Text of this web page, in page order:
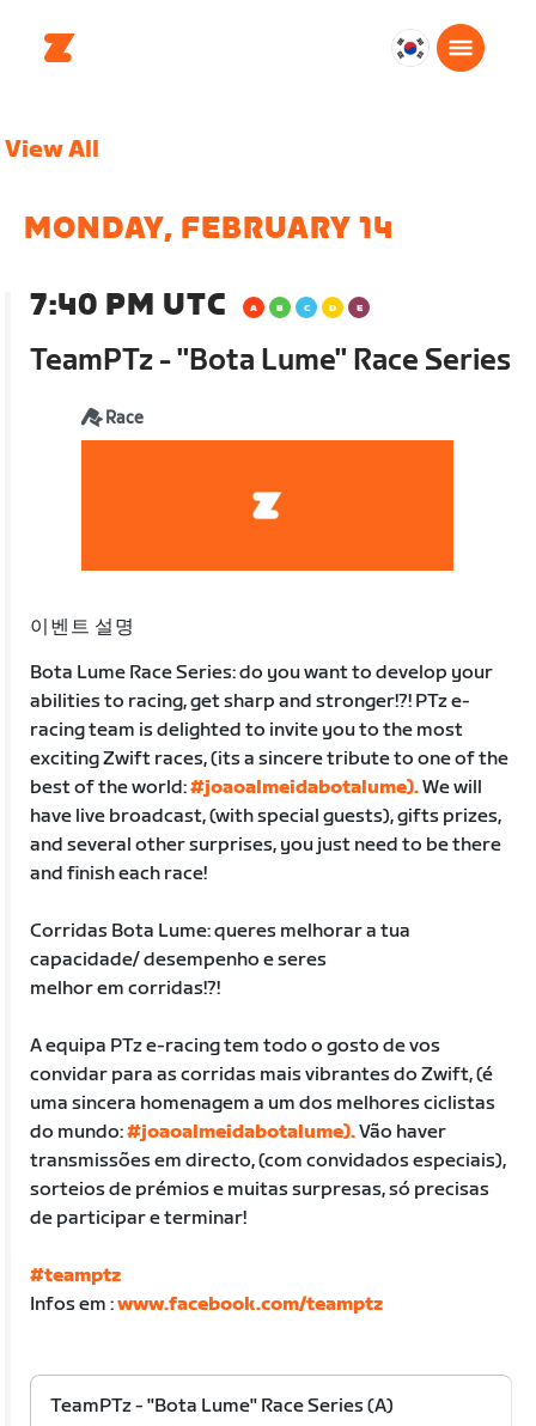
대
View All
MONDAY, FEBRUARY 14
7:40 PM UTC
TeamPTz - "Bota Lume" Race Series
Race
이벤트 설명
Bota Lume Race Series: do you want to develop your
abilities to racing, get sharp and stronger!?! PTz e-
racing team is delighted to invite you to the most
exciting Zwift races, (its a sincere tribute to one of the
best of the world:#joaoalmeidabotalume).We will
have live broadcast, (with special guests), gifts prizes,
and several other surprises, you just need to be there
and finish each race!
Corridas Bota Lume: queres melhorar a tua
capacidade/ desempenho e seres
melhor em corridas!?!
A equipa PTz e-racing tem todo o gosto de vos
convidar para as corridas mais vibrantes do Zwift, (é
uma sincera homenagem a um dos melhores ciclistas
do mundo:#joaoalmeidabotalume).Vão haver
transmissões em directo, (com convidados especiais),
sorteios de prémios e muitas surpresas, só precisas
de participar e terminar!
#teamptz
Infos em :www.facebook.com/teamptz
TeamPTz - "Bota Lume" Race Series (A)